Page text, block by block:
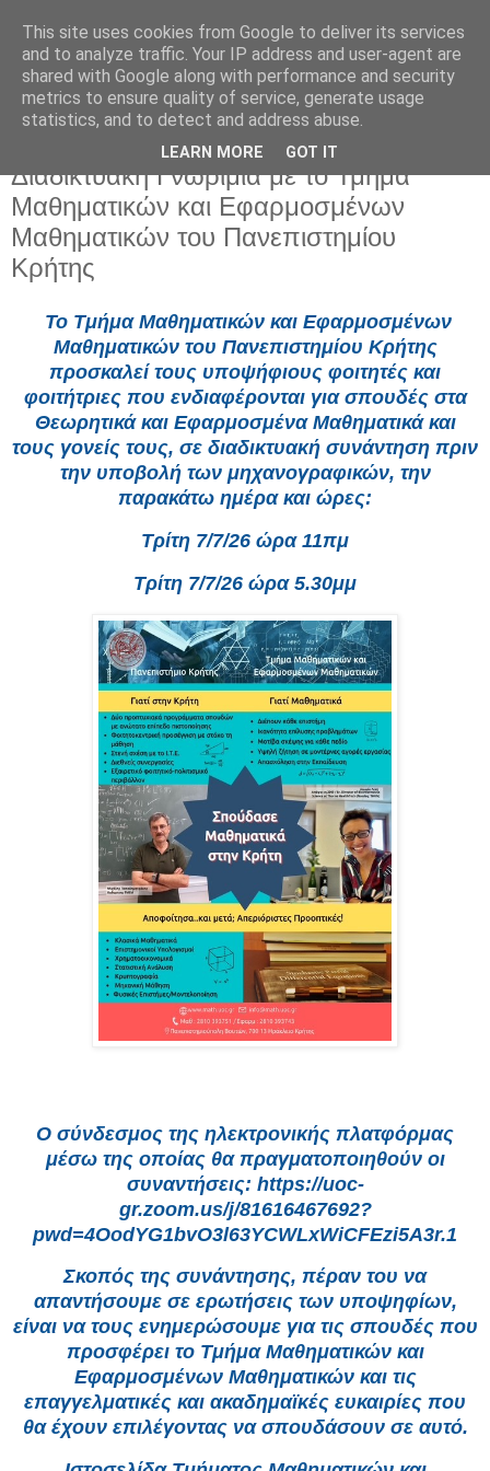
Τρίτη 30 Ιουνίου 2026
Διαδικτυακή Γνωριμία με το Τμήμα
Μαθηματικών και Eφαρμοσμένων
Mαθηματικών του Πανεπιστημίου
Κρήτης
Το Τμήμα Μαθηματικών και Εφαρμοσμένων
Μαθηματικών του Πανεπιστημίου Κρήτης
προσκαλεί τους υποψήφιους φοιτητές και
φοιτήτριες που ενδιαφέρονται για σπουδές στα
Θεωρητικά και Εφαρμοσμένα Μαθηματικά και
τους γονείς τους, σε διαδικτυακή συνάντηση πριν
την υποβολή των μηχανογραφικών, την
παρακάτω ημέρα και ώρες:
Τρίτη 7/7/26 ώρα 11πμ
Τρίτη 7/7/26 ώρα 5.30μμ
Ο σύνδεσμος της ηλεκτρονικής πλατφόρμας
μέσω της οποίας θα πραγματοποιηθούν οι
συναντήσεις: https://uoc-
gr.zoom.us/j/81616467692?
pwd=4OodYG1bvO3l63YCWLxWiCFEzi5A3r.1
Σκοπός της συνάντησης, πέραν του να
απαντήσουμε σε ερωτήσεις των υποψηφίων,
είναι να τους ενημερώσουμε για τις σπουδές που
προσφέρει το Τμήμα Μαθηματικών και
Εφαρμοσμένων Μαθηματικών και τις
επαγγελματικές και ακαδημαϊκές ευκαιρίες που
θα έχουν επιλέγοντας να σπουδάσουν σε αυτό.
This site uses cookies from Google to deliver its services
and to analyze traffic. Your IP address and user-agent are
shared with Google along with performance and security
metrics to ensure quality of service, generate usage
statistics, and to detect and address abuse.
LEARN MORE GOT IT